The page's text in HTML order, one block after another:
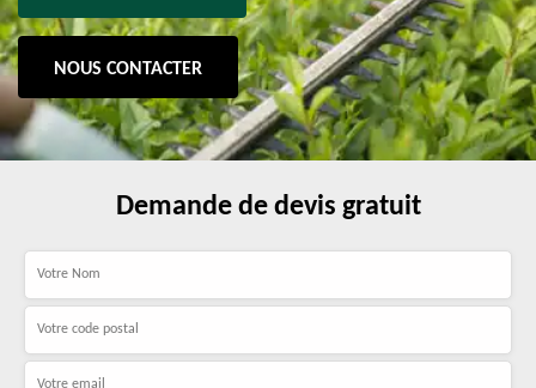
NOUS CONTACTER
Demande de devis gratuit